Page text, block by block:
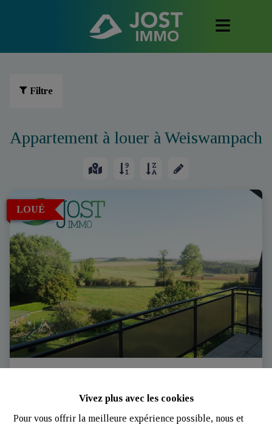
Vivez plus avec les cookies
Pour vous offrir la meilleure expérience possible, nous et
Filtre
Appartement à louer à Weiswampach
LOUÉ
9991 Weiswampach (Luxembourg) 532